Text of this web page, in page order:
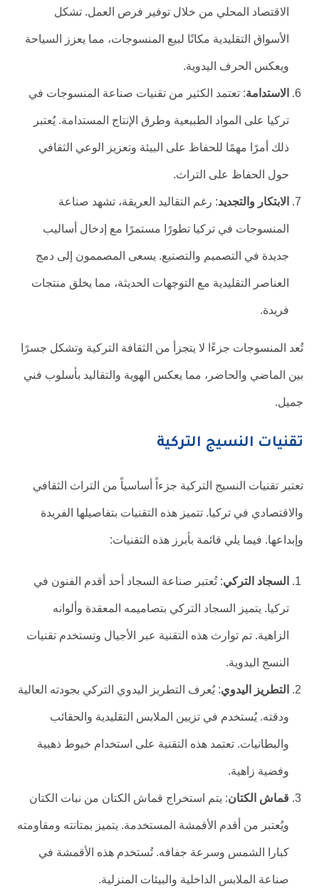
الاقتصاد المحلي من خلال توفير فرص العمل. تشكل
الأسواق التقليدية مكانًا لبيع المنسوجات، مما يعزز السياحة
ويعكس الحرف اليدوية.
الاستدامة: تعتمد الكثير من تقنيات صناعة المنسوجات في
تركيا على المواد الطبيعية وطرق الإنتاج المستدامة. يُعتبر
ذلك أمرًا مهمًا للحفاظ على البيئة وتعزيز الوعي الثقافي
حول الحفاظ على التراث.
الابتكار والتجديد: رغم التقاليد العريقة، تشهد صناعة
المنسوجات في تركيا تطورًا مستمرًا مع إدخال أساليب
جديدة في التصميم والتصنيع. يسعى المصممون إلى دمج
العناصر التقليدية مع التوجهات الحديثة، مما يخلق منتجات
فريدة.
تُعد المنسوجات جزءًا لا يتجزأ من الثقافة التركية وتشكل جسرًا
بين الماضي والحاضر، مما يعكس الهوية والتقاليد بأسلوب فني
جميل.
تقنيات النسيج التركية
تعتبر تقنيات النسيج التركية جزءاً أساسياً من التراث الثقافي
والاقتصادي في تركيا. تتميز هذه التقنيات بتفاصيلها الفريدة
وإبداعها. فيما يلي قائمة بأبرز هذه التقنيات:
السجاد التركي: تُعتبر صناعة السجاد أحد أقدم الفنون في
تركيا. يتميز السجاد التركي بتصاميمه المعقدة وألوانه
الزاهية. تم توارث هذه التقنية عبر الأجيال وتستخدم تقنيات
النسج اليدوية.
التطريز اليدوي: يُعرف التطريز اليدوي التركي بجودته العالية
ودقته. يُستخدم في تزيين الملابس التقليدية والحقائب
والبطانيات. تعتمد هذه التقنية على استخدام خيوط ذهبية
وفضية زاهية.
قماش الكتان: يتم استخراج قماش الكتان من نبات الكتان
ويُعتبر من أقدم الأقمشة المستخدمة. يتميز بمتانته ومقاومته
كبارا الشمس وسرعة جفافه. تُستخدم هذه الأقمشة في
صناعة الملابس الداخلية والبيئات المنزلية.